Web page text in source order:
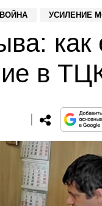
УСИЛЕНИЕ
в